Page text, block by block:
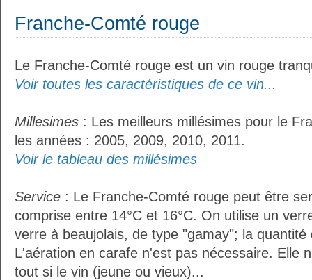
Franche-Comté rouge
Le Franche-Comté rouge est un vin rouge
Voir toutes les caractéristiques de ce vin...
Millesimes : Les meilleurs millésimes pour le
les années : 2005, 2009, 2010, 2011.
Voir le tableau des millésimes
Service : Le Franche-Comté rouge peut être
comprise entre 14°C et 16°C. On utilise un
verre à beaujolais, de type "gamay"; la
L'aération en carafe n'est pas nécessaire. Elle
tout si le vin (jeune ou vieux)...